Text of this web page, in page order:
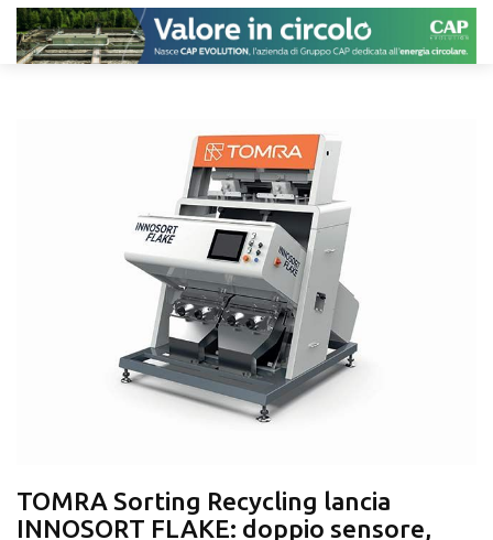
TOMRA Sorting Recycling lancia
INNOSORT FLAKE: doppio sensore,